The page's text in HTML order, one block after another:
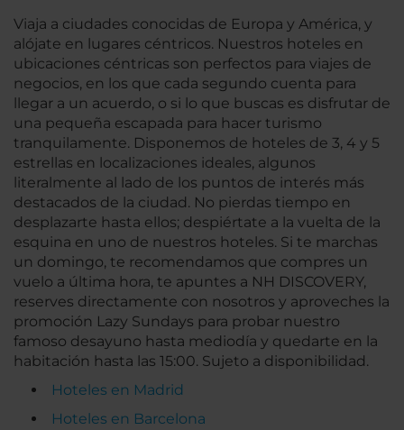
Viaja a ciudades conocidas de Europa y América, y
alójate en lugares céntricos. Nuestros hoteles en
ubicaciones céntricas son perfectos para viajes de
negocios, en los que cada segundo cuenta para
llegar a un acuerdo, o si lo que buscas es disfrutar de
una pequeña escapada para hacer turismo
tranquilamente. Disponemos de hoteles de 3, 4 y 5
estrellas en localizaciones ideales, algunos
literalmente al lado de los puntos de interés más
destacados de la ciudad. No pierdas tiempo en
desplazarte hasta ellos; despiértate a la vuelta de la
esquina en uno de nuestros hoteles. Si te marchas
un domingo, te recomendamos que compres un
vuelo a última hora, te apuntes a NH DISCOVERY,
reserves directamente con nosotros y aproveches la
promoción Lazy Sundays para probar nuestro
famoso desayuno hasta mediodía y quedarte en la
habitación hasta las 15:00. Sujeto a disponibilidad.
Hoteles en Madrid
Hoteles en Barcelona